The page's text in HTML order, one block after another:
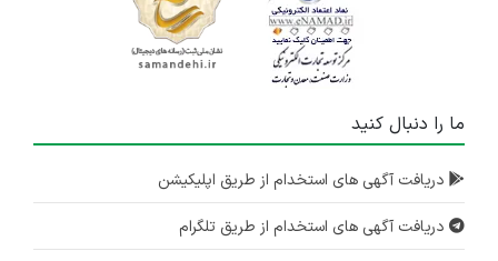
ما را دنبال کنید
دریافت آگهی های استخدام از طریق اپلیکیشن
دریافت آگهی های استخدام از طریق تلگرام